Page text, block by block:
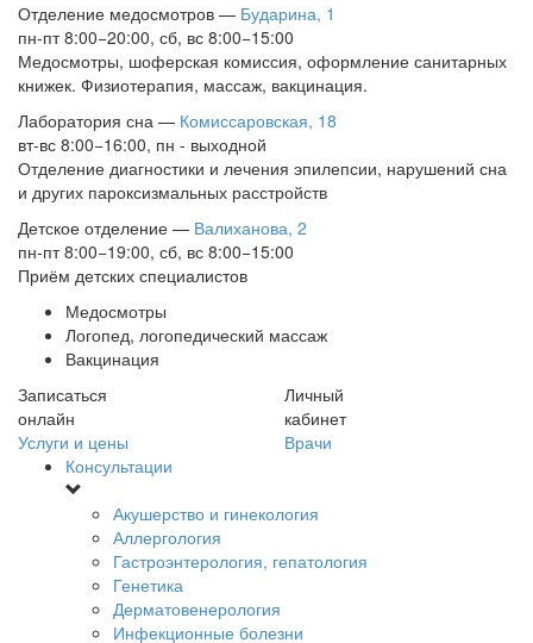
Отделение медосмотров — Бударина, 1
пн-пт 8:00−20:00, сб, вс 8:00−15:00
Медосмотры, шоферская комиссия, оформление санитарных
книжек. Физиотерапия, массаж, вакцинация.
Лаборатория сна — Комиссаровская, 18
вт-вс 8:00−16:00, пн - выходной
Отделение диагностики и лечения эпилепсии, нарушений сна
и других пароксизмальных расстройств
Детское отделение — Валиханова, 2
пн-пт 8:00−19:00, сб, вс 8:00−15:00
Приём детских специалистов
Медосмотры
Логопед, логопедический массаж
Вакцинация
Записаться
онлайн
Личный
кабинет
Услуги и цены
Врачи
Консультации
Акушерство и гинекология
Аллергология
Гастроэнтерология, гепатология
Генетика
Дерматовенерология
Инфекционные болезни